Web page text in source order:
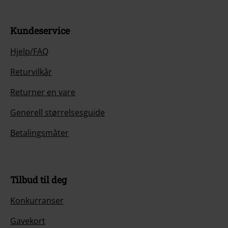
Kundeservice
Hjelp/FAQ
Returvilkår
Returner en vare
Generell størrelsesguide
Betalingsmåter
Tilbud til deg
Konkurranser
Gavekort